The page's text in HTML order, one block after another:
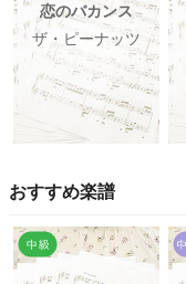
恋のバカンス
ザ・ピーナッツ
おすすめ楽譜